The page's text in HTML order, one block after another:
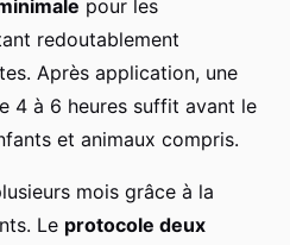
pour les
redoutablement
Après application, une
4 à 6 heures suffit avant le
et animaux compris.
mois grâce à la
Le protocole deux